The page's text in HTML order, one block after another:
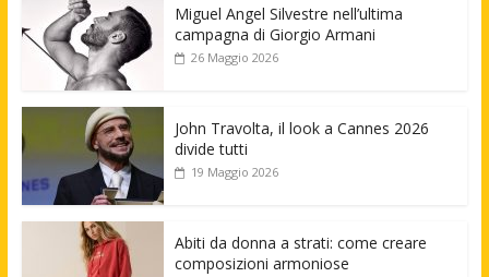
Miguel Angel Silvestre nell’ultima
campagna di Giorgio Armani
26 Maggio 2026
John Travolta, il look a Cannes 2026
divide tutti
19 Maggio 2026
Abiti da donna a strati: come creare
composizioni armoniose